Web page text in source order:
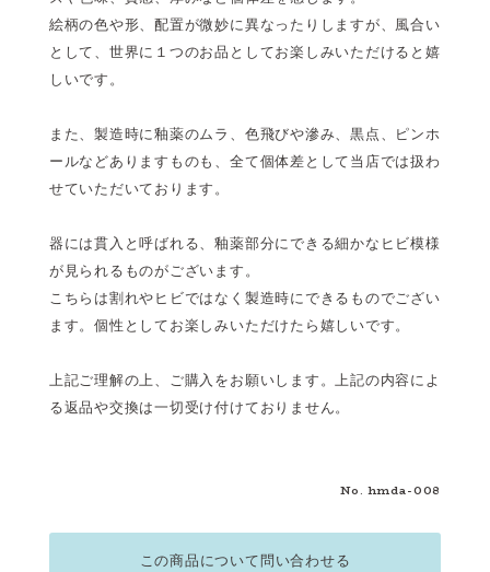
絵柄の色や形、配置が微妙に異なったりしますが、風合い
として、世界に１つのお品としてお楽しみいただけると嬉
しいです。
また、製造時に釉薬のムラ、色飛びや滲み、黒点、ピンホ
ールなどありますものも、全て個体差として当店では扱わ
せていただいております。
器には貫入と呼ばれる、釉薬部分にできる細かなヒビ模様
が見られるものがございます。
こちらは割れやヒビではなく製造時にできるものでござい
ます。個性としてお楽しみいただけたら嬉しいです。
上記ご理解の上、ご購入をお願いします。上記の内容によ
る返品や交換は一切受け付けておりません。
No. hmda-008
この商品について問い合わせる